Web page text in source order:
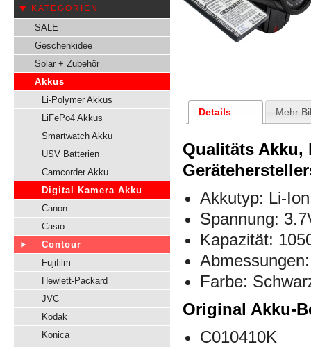
KATEGORIEN
SALE
Geschenkidee
Solar + Zubehör
Akkus
Li-Polymer Akkus
LiFePo4 Akkus
Smartwatch Akku
USV Batterien
Camcorder Akku
Digital Kamera Akku
Canon
Casio
Contour
Fujifilm
Hewlett-Packard
JVC
Kodak
Konica
Details Mehr
Qualitäts Akku,
Akkutyp: Li-Ion
Spannung:
Kapazität:
Farbe:
Original Akku-
C010410K